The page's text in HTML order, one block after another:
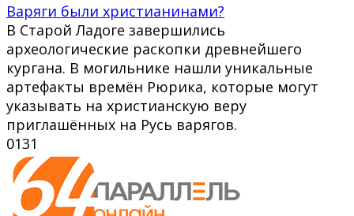
Варяги были христианинами?
В Старой Ладоге завершились
археологические раскопки древнейшего
кургана. В могильнике нашли уникальные
артефакты времён Рюрика, которые могут
указывать на христианскую веру
приглашённых на Русь варягов.
0131